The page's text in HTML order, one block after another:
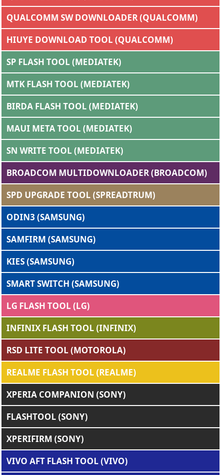
QUALCOMM SW DOWNLOADER (QUALCOMM)
HIUYE DOWNLOAD TOOL (QUALCOMM)
SP FLASH TOOL (MEDIATEK)
MTK FLASH TOOL (MEDIATEK)
BIRDA FLASH TOOL (MEDIATEK)
MAUI META TOOL (MEDIATEK)
SN WRITE TOOL (MEDIATEK)
BROADCOM MULTIDOWNLOADER (BROADCOM)
SPD UPGRADE TOOL (SPREADTRUM)
ODIN3 (SAMSUNG)
SAMFIRM (SAMSUNG)
KIES (SAMSUNG)
SMART SWITCH (SAMSUNG)
LG FLASH TOOL (LG)
INFINIX FLASH TOOL (INFINIX)
RSD LITE TOOL (MOTOROLA)
REALME FLASH TOOL (REALME)
XPERIA COMPANION (SONY)
FLASHTOOL (SONY)
XPERIFIRM (SONY)
VIVO AFT FLASH TOOL (VIVO)